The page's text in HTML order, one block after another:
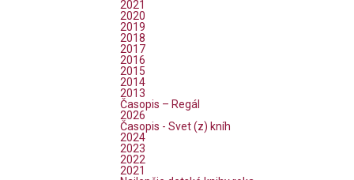
2021
2020
2019
2018
2017
2016
2015
2014
2013
Časopis – Regál
2026
Časopis - Svet (z) kníh
2024
2023
2022
2021